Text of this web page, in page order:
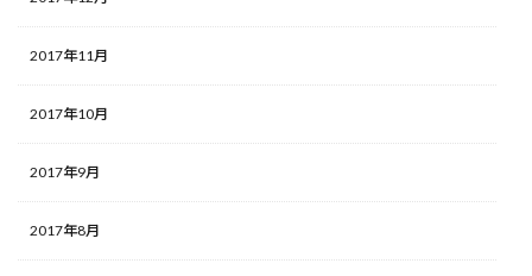
2017年11月
2017年10月
2017年9月
2017年8月